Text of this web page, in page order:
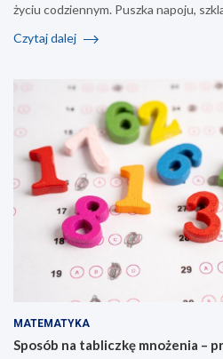
życiu codziennym. Puszka napoju,
Czytaj dalej
MATEMATYKA
Sposób na tabliczkę mnożenia –